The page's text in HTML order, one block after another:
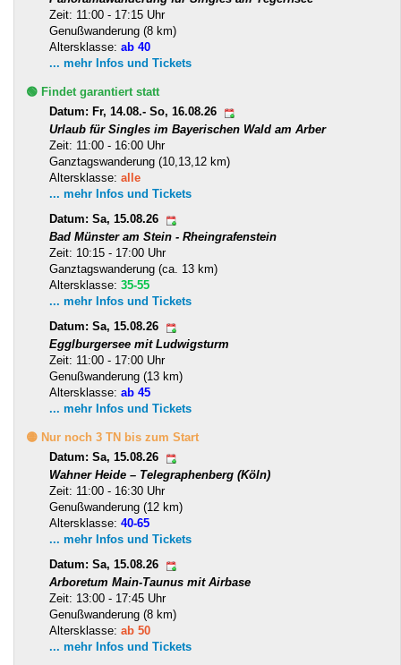
Zeit: 11:00 - 17:15 Uhr
Genußwanderung (8 km)
Altersklasse: ab 40
... mehr Infos und Tickets
🟢 Findet garantiert statt
Datum: Fr, 14.08.- So, 16.08.26
Urlaub für Singles im Bayerischen Wald am Arber
Zeit: 11:00 - 16:00 Uhr
Ganztagswanderung (10,13,12 km)
Altersklasse: alle
... mehr Infos und Tickets
Datum: Sa, 15.08.26
Bad Münster am Stein - Rheingrafenstein
Zeit: 10:15 - 17:00 Uhr
Ganztagswanderung (ca. 13 km)
Altersklasse: 35-55
... mehr Infos und Tickets
Datum: Sa, 15.08.26
Egglburgersee mit Ludwigsturm
Zeit: 11:00 - 17:00 Uhr
Genußwanderung (13 km)
Altersklasse: ab 45
... mehr Infos und Tickets
🟡 Nur noch 3 TN bis zum Start
Datum: Sa, 15.08.26
Wahner Heide – Telegraphenberg (Köln)
Zeit: 11:00 - 16:30 Uhr
Genußwanderung (12 km)
Altersklasse: 40-65
... mehr Infos und Tickets
Datum: Sa, 15.08.26
Arboretum Main-Taunus mit Airbase
Zeit: 13:00 - 17:45 Uhr
Genußwanderung (8 km)
Altersklasse: ab 50
... mehr Infos und Tickets